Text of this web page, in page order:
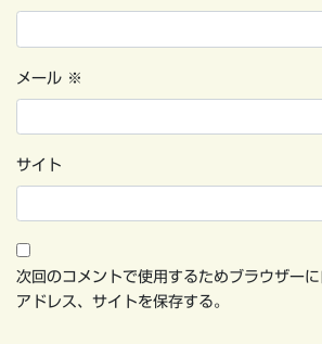
メール ※
サイト
次回のコメントで使用するためブラウザー
アドレス、サイトを保存する。